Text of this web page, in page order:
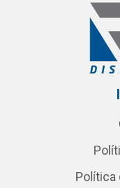
Política